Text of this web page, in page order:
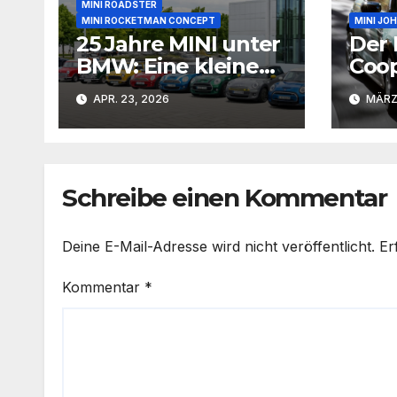
MINI ROADSTER
MINI ROCKETMAN CONCEPT
25 Jahre MINI unter
BMW: Eine kleine
Ikone wird
erwachsen
APR. 23, 2026
MINI
Der
Schreibe einen Kommentar
Deine E-Mail-Adresse wird nicht veröffentlicht.
Kommentar *